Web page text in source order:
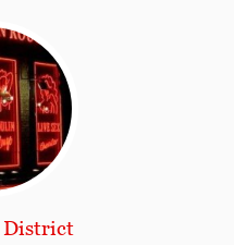
District